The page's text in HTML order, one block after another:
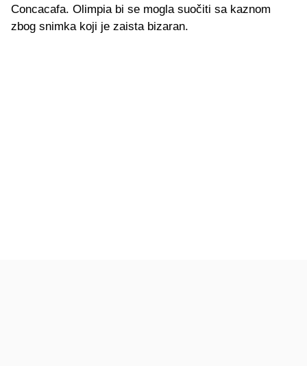
Concacafa. Olimpia bi se mogla suočiti sa kaznom
zbog snimka koji je zaista bizaran.